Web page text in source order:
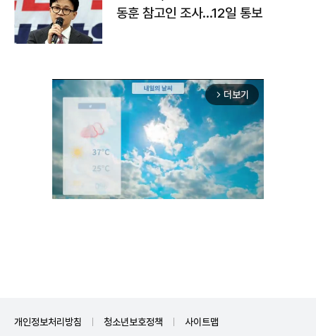
동훈 참고인 조사...12일 통보
arrow_forward_ios 더보기
개인정보처리방침 청소년보호정책 사이트맵